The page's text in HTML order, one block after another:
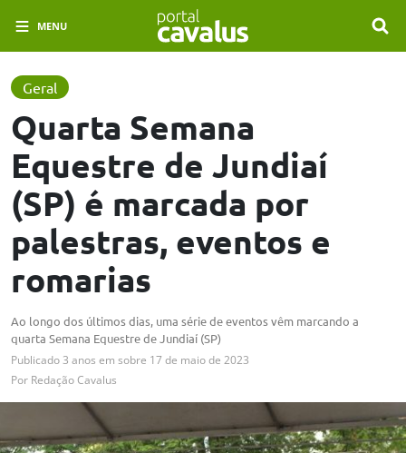
MENU
Geral
Quarta Semana
Equestre de Jundiaí
(SP) é marcada por
palestras, eventos e
romarias
Ao longo dos últimos dias, uma série de eventos vêm marcando a
quarta Semana Equestre de Jundiaí (SP)
Publicado3 anos em sobre 17 de maio de 2023
Por Redação Cavalus